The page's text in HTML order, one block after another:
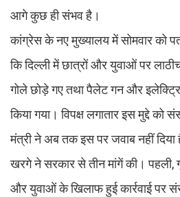
आगे कुछ ही संभव है।
कांग्रेस के नए मुख्यालय में सोमवार को
कि दिल्ली में छात्रों और युवाओं पर
गोले छोड़े गए तथा पैलेट गन और
किया गया। विपक्ष लगातार इस मुद्दे को
मंत्री ने अब तक इस पर जवाब नहीं दिया
खरगे ने सरकार से तीन मांगें की। पहली,
और युवाओं के खिलाफ हुई कार्रवाई पर